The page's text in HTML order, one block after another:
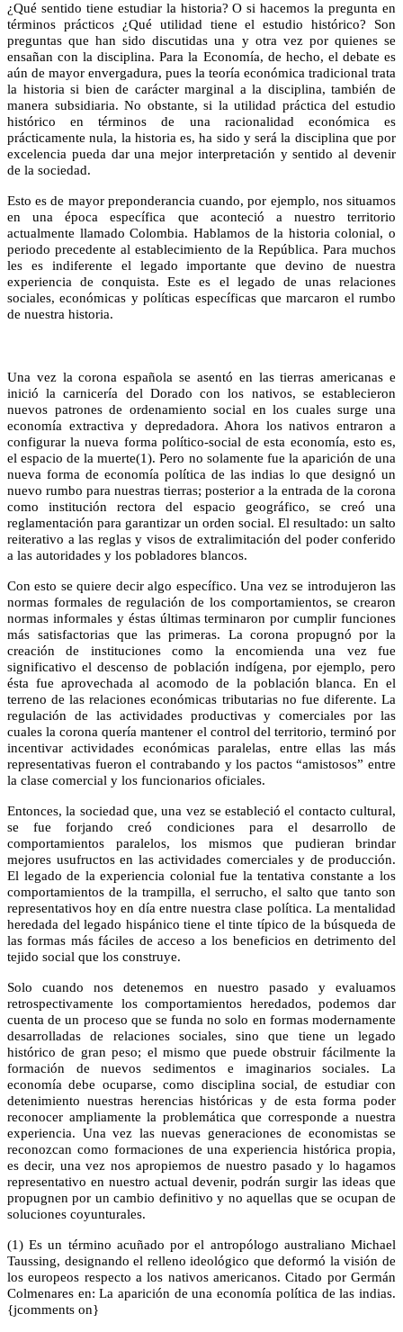
¿Qué sentido tiene estudiar la historia? O si hacemos la pregunta en
términos prácticos ¿Qué utilidad tiene el estudio histórico? Son
preguntas que han sido discutidas una y otra vez por quienes se
ensañan con la disciplina. Para la Economía, de hecho, el debate es
aún de mayor envergadura, pues la teoría económica tradicional trata
la historia si bien de carácter marginal a la disciplina, también de
manera subsidiaria. No obstante, si la utilidad práctica del estudio
histórico en términos de una racionalidad económica es
prácticamente nula, la historia es, ha sido y será la disciplina que por
excelencia pueda dar una mejor interpretación y sentido al devenir
de la sociedad.
Esto es de mayor preponderancia cuando, por ejemplo, nos situamos
en una época específica que aconteció a nuestro territorio
actualmente llamado Colombia. Hablamos de la historia colonial, o
periodo precedente al establecimiento de la República. Para muchos
les es indiferente el legado importante que devino de nuestra
experiencia de conquista. Este es el legado de unas relaciones
sociales, económicas y políticas específicas que marcaron el rumbo
de nuestra historia.
Una vez la corona española se asentó en las tierras americanas e
inició la carnicería del Dorado con los nativos, se establecieron
nuevos patrones de ordenamiento social en los cuales surge una
economía extractiva y depredadora. Ahora los nativos entraron a
configurar la nueva forma político-social de esta economía, esto es,
el espacio de la muerte(1). Pero no solamente fue la aparición de una
nueva forma de economía política de las indias lo que designó un
nuevo rumbo para nuestras tierras; posterior a la entrada de la corona
como institución rectora del espacio geográfico, se creó una
reglamentación para garantizar un orden social. El resultado: un salto
reiterativo a las reglas y visos de extralimitación del poder conferido
a las autoridades y los pobladores blancos.
Con esto se quiere decir algo específico. Una vez se introdujeron las
normas formales de regulación de los comportamientos, se crearon
normas informales y éstas últimas terminaron por cumplir funciones
más satisfactorias que las primeras. La corona propugnó por la
creación de instituciones como la encomienda una vez fue
significativo el descenso de población indígena, por ejemplo, pero
ésta fue aprovechada al acomodo de la población blanca. En el
terreno de las relaciones económicas tributarias no fue diferente. La
regulación de las actividades productivas y comerciales por las
cuales la corona quería mantener el control del territorio, terminó por
incentivar actividades económicas paralelas, entre ellas las más
representativas fueron el contrabando y los pactos “amistosos” entre
la clase comercial y los funcionarios oficiales.
Entonces, la sociedad que, una vez se estableció el contacto cultural,
se fue forjando creó condiciones para el desarrollo de
comportamientos paralelos, los mismos que pudieran brindar
mejores usufructos en las actividades comerciales y de producción.
El legado de la experiencia colonial fue la tentativa constante a los
comportamientos de la trampilla, el serrucho, el salto que tanto son
representativos hoy en día entre nuestra clase política. La mentalidad
heredada del legado hispánico tiene el tinte típico de la búsqueda de
las formas más fáciles de acceso a los beneficios en detrimento del
tejido social que los construye.
Solo cuando nos detenemos en nuestro pasado y evaluamos
retrospectivamente los comportamientos heredados, podemos dar
cuenta de un proceso que se funda no solo en formas modernamente
desarrolladas de relaciones sociales, sino que tiene un legado
histórico de gran peso; el mismo que puede obstruir fácilmente la
formación de nuevos sedimentos e imaginarios sociales. La
economía debe ocuparse, como disciplina social, de estudiar con
detenimiento nuestras herencias históricas y de esta forma poder
reconocer ampliamente la problemática que corresponde a nuestra
experiencia. Una vez las nuevas generaciones de economistas se
reconozcan como formaciones de una experiencia histórica propia,
es decir, una vez nos apropiemos de nuestro pasado y lo hagamos
representativo en nuestro actual devenir, podrán surgir las ideas que
propugnen por un cambio definitivo y no aquellas que se ocupan de
soluciones coyunturales.
(1) Es un término acuñado por el antropólogo australiano Michael
Taussing, designando el relleno ideológico que deformó la visión de
los europeos respecto a los nativos americanos. Citado por Germán
Colmenares en: La aparición de una economía política de las indias.
{jcomments on}